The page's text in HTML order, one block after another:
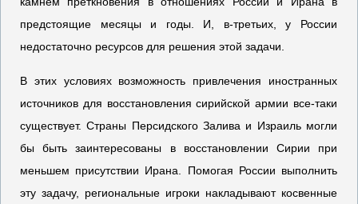
предстоящие месяцы и годы. И, в-третьих, у России
недостаточно ресурсов для решения этой задачи.
В этих условиях возможность привлечения иностранных
источников для восстановления сирийской армии все-таки
существует. Страны Персидского Залива и Израиль могли
бы быть заинтересованы в восстановлении Сирии при
меньшем присутствии Ирана. Помогая России выполнить
эту задачу, региональные игроки накладывают косвенные